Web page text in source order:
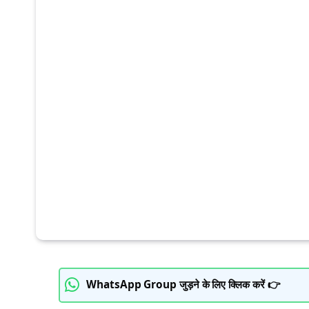
WhatsApp Group जुड़ने के लिए क्लिक करें 👉